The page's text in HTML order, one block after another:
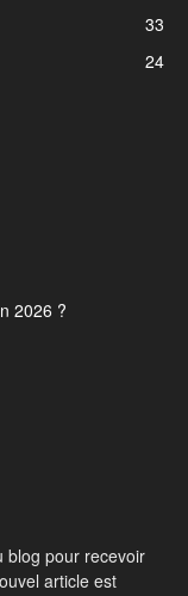
33
24
2026 ?
blog pour recevoir
article est